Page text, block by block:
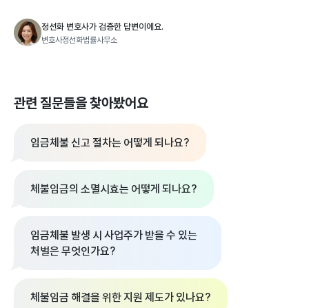
정선화 변호사가 검증한 답변이에요.
변호사정선화법률사무소
관련 질문들을 찾아봤어요
임금체불 신고 절차는 어떻게 되나요?
체불임금의 소멸시효는 어떻게 되나요?
임금체불 발생 시 사업주가 받을 수 있는
처벌은 무엇인가요?
체불임금 해결을 위한 지원 제도가 있나요?